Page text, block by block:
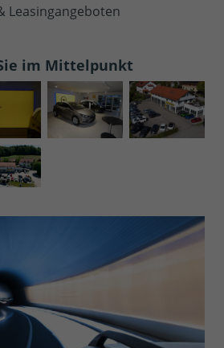
Leasingangeboten
im Mittelpunkt